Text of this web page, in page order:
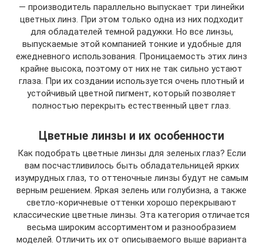
— производитель параллельно выпускает три линейки
цветных линз. При этом только одна из них подходит
для обладателей темной радужки. Но все линзы,
выпускаемые этой компанией тонкие и удобные для
ежедневного использования. Проницаемость этих линз
крайне высока, поэтому от них не так сильно устают
глаза. При их создании используется очень плотный и
устойчивый цветной пигмент, который позволяет
полностью перекрыть естественный цвет глаз.
Цветные линзы и их особенности
Как подобрать цветные линзы для зеленых глаз? Если
вам посчастливилось быть обладательницей ярких
изумрудных глаз, то оттеночные линзы будут не самым
верным решением. Яркая зелень или голубизна, а также
светло-коричневые оттенки хорошо перекрывают
классические цветные линзы. Эта категория отличается
весьма широким ассортиментом и разнообразием
моделей. Отличить их от описываемого выше варианта